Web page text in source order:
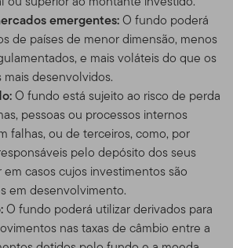
emergentes:O fundo poderá
de países de menor dimensão, menos
e mais voláteis do que os
desenvolvidos.
O fundo está sujeito ao risco de perda
pessoas ou processos internos
falhas, ou de terceiros, como, por
pelo depósito dos seus
casos cujos investimentos são
em desenvolvimento.
O fundo poderá utilizar derivados para
nas taxas de câmbio entre a